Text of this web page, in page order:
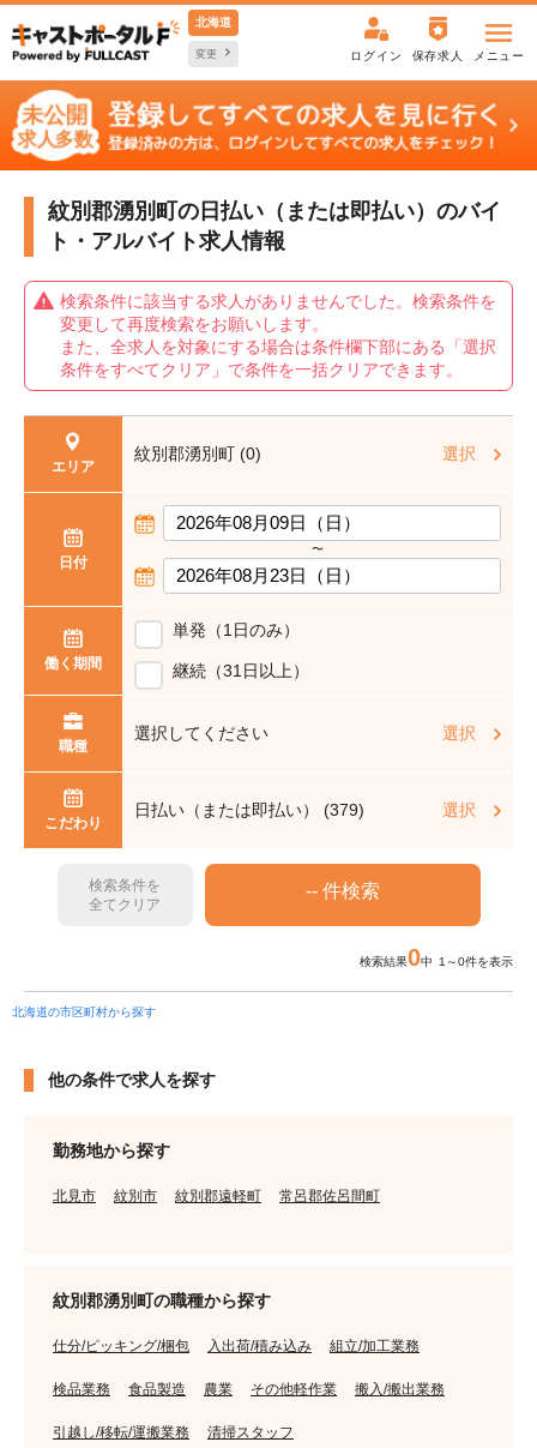
北海道
変更 ログイン 保存求人 メニュー
紋別郡湧別町の日払い（または即払い）のバイ
ト・アルバイト求人情報
検索条件に該当する求人がありませんでした。検索条件を
変更して再度検索をお願いします。
また、全求人を対象にする場合は条件欄下部にある「選択
条件をすべてクリア」で条件を一括クリアできます。
エリア
紋別郡湧別町 (0) 選択
日付
〜
働く期間
単発（1日のみ）
継続（31日以上）
職種
選択してください 選択
こだわり
日払い（または即払い） (379) 選択
検索条件を
全てクリア
検索結果0中 1～0件を表示
北海道の市区町村から探す
他の条件で求人を探す
勤務地から探す
北見市 紋別市 紋別郡遠軽町 常呂郡佐呂間町
紋別郡湧別町の職種から探す
仕分/ピッキング/梱包 入出荷/積み込み 組立/加工業務
検品業務 食品製造 農業 その他軽作業 搬入/搬出業務
引越し/移転/運搬業務 清掃スタッフ